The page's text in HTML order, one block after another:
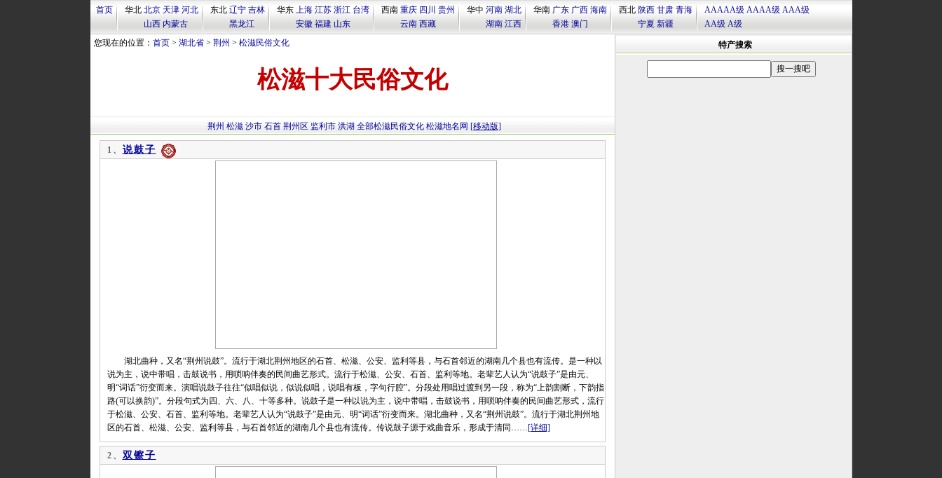
首页 华北 北京 天津 河北
山西 内蒙古
东北 辽宁 吉林
黑龙江
华东 上海 江苏 浙江 台湾
安徽 福建 山东
西南 重庆 四川 贵州
云南 西藏
华中 河南 湖北
湖南 江西
华南 广东 广西 海南
香港 澳门
西北 陕西 甘肃 青海
宁夏 新疆
AAAAA级 AAAA级 AAA级
AA级 A级
您现在的位置： 首页> 湖北省> 荆州 > 松滋民俗文化
松滋十大民俗文化
荆州 松滋 沙市 石首 荆州区 监利市 洪湖 全部松滋民俗文化 松滋地名网 [移动版]
1、 说鼓子
湖北曲种，又名“荆州说鼓”。流行于湖北荆州地区的石首、松滋、公安、监利等县，与石首邻近的湖南几个县也有流传。是一种以
说为主，说中带唱，击鼓说书，用唢呐伴奏的民间曲艺形式。流行于松滋、公安、石首、监利等地。老辈艺人认为“说鼓子”是由元、
明“词话”衍变而来。演唱说鼓子往往“似唱似说，似说似唱，说唱有板，字句行腔”。分段处用唱过渡到另一段，称为“上韵割断，下韵指
路(可以换韵)”。分段句式为四、六、八、十等多种。说鼓子是一种以说为主，说中带唱，击鼓说书，用唢呐伴奏的民间曲艺形式，流行
于松滋、公安、石首、监利等地。老辈艺人认为“说鼓子”是由元、明“词话”衍变而来。湖北曲种，又名“荆州说鼓”。流行于湖北荆州地
区的石首、松滋、公安、监利等县，与石首邻近的湖南几个县也有流传。传说鼓子源于戏曲音乐，形成于清同……[详细]
2、 双镲子
特产搜索